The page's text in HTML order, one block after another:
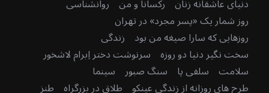
روز شمار یک «پسر مجرد» در تهران
روزهایی که سارا صیغه من بود زندگی
سخت نگیر دنیا دو روزه سرنوشت دختر اِبرام لاشخور
سلامت سلفی پا سنگ صبور سینما
طرح های روزانه از زندگی عینکو طلاق در بزرگراه طنز